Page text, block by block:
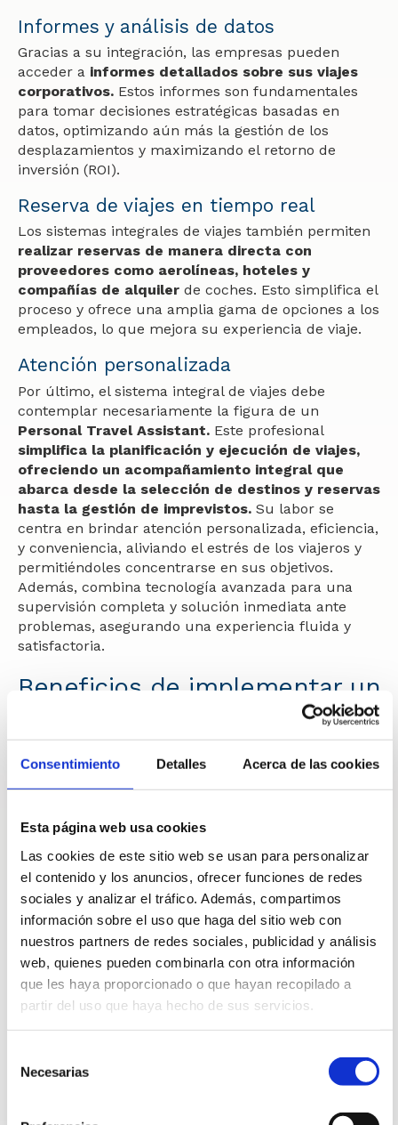
Consentimiento Detalles Acerca de las cookies
Esta página web usa cookies
Las cookies de este sitio web se usan para personalizar
el contenido y los anuncios, ofrecer funciones de redes
sociales y analizar el tráfico. Además, compartimos
información sobre el uso que haga del sitio web con
nuestros partners de redes sociales, publicidad y análisis
web, quienes pueden combinarla con otra información
que les haya proporcionado o que hayan recopilado a
partir del uso que haya hecho de sus servicios.
Necesarias
Informes y análisis de datos
Gracias a su integración, las empresas pueden
acceder a informes detallados sobre sus viajes
corporativos. Estos informes son fundamentales
para tomar decisiones estratégicas basadas en
datos, optimizando aún más la gestión de los
desplazamientos y maximizando el retorno de
inversión (ROI).
Reserva de viajes en tiempo real
Los sistemas integrales de viajes también permiten
realizar reservas de manera directa con
proveedores como aerolíneas, hoteles y
compañías de alquiler de coches. Esto simplifica el
proceso y ofrece una amplia gama de opciones a los
empleados, lo que mejora su experiencia de viaje.
Atención personalizada
Por último, el sistema integral de viajes debe
contemplar necesariamente la figura de un
Personal Travel Assistant. Este profesional
simplifica la planificación y ejecución de viajes,
ofreciendo un acompañamiento integral que
abarca desde la selección de destinos y reservas
hasta la gestión de imprevistos. Su labor se
centra en brindar atención personalizada, eficiencia,
y conveniencia, aliviando el estrés de los viajeros y
permitiéndoles concentrarse en sus objetivos.
Además, combina tecnología avanzada para una
supervisión completa y solución inmediata ante
problemas, asegurando una experiencia fluida y
satisfactoria.
Beneficios de implementar un
sistema integral de viajes
corporativosno solo facilita la planificación, sino
que también trae consigo una serie de beneficios
desde Destinux, entramos en detalle en los más
destacados:
Reducción de costes:La automatización de
procesos y la correcta implementación de
políticas de viaje pueden resultar en ahorros
significativos, reduciendo entre un 5% y un 15%
los costes operativos. Además, la integración con
proveedores permite obtener tarifas más
competitivas.
Ahorro de tiempo:El uso de un sistema integral
invertido en tareas administrativas, como la